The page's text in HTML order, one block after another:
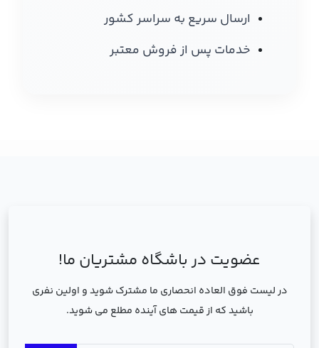
ارسال سریع به سراسر کشور
خدمات پس از فروش معتبر
عضویت در باشگاه مشتریان ما!
در لیست فوق العاده انحصاری ما مشترک شوید و اولین نفری
باشید که از قیمت های آینده مطلع می شوید.